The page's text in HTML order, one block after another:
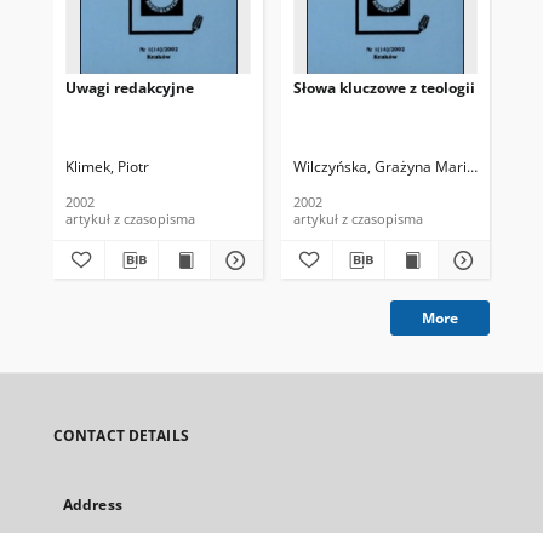
Uwagi redakcyjne
Klimek, Piotr
2002
artykuł z czasopisma
Słowa kluczowe z teologii
Wilczyńska, Grażyna Maria (1949- )
2002
artykuł z czasopisma
More
CONTACT DETAILS
Address